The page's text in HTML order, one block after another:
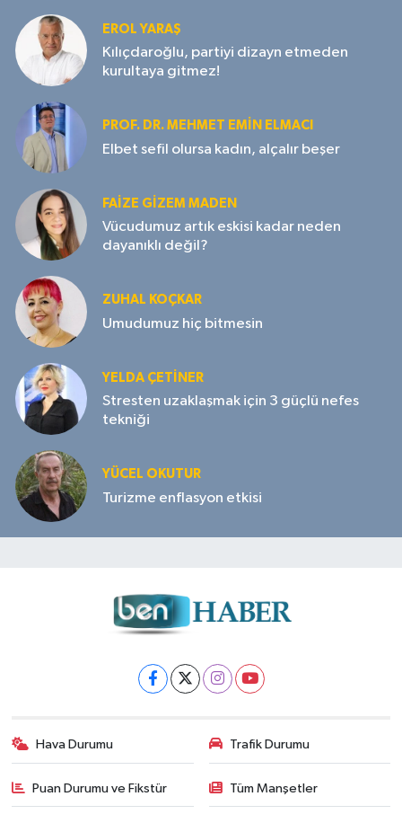
EROL YARAŞ
Kılıçdaroğlu, partiyi dizayn etmeden
kurultaya gitmez!
PROF. DR. MEHMET EMIN ELMACI
Elbet sefil olursa kadın, alçalır beşer
FAIZE GIZEM MADEN
Vücudumuz artık eskisi kadar neden
dayanıklı değil?
ZUHAL KOÇKAR
Umudumuz hiç bitmesin
YELDA ÇETİNER
Stresten uzaklaşmak için 3 güçlü nefes
tekniği
YÜCEL OKUTUR
Turizme enflasyon etkisi
Hava Durumu Trafik Durumu
Puan Durumu ve Fikstür Tüm Manşetler